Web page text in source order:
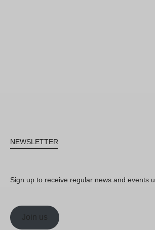
NEWSLETTER
Sign up to receive regular news and events
Join us